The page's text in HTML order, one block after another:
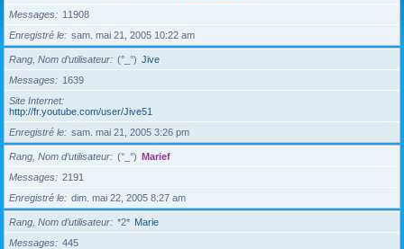
Messages
11908
Enregistré le
sam. mai 21, 2005 10:22 am
Rang, Nom d’utilisateur (°_°) Jive
Messages
1639
Site Internet
http://fr.youtube.com/user/Jive51
Enregistré le
sam. mai 21, 2005 3:26 pm
Rang, Nom d’utilisateur (°_°) Marief
Messages
2191
Enregistré le
dim. mai 22, 2005 8:27 am
Rang, Nom d’utilisateur *2* Marie
Messages
445